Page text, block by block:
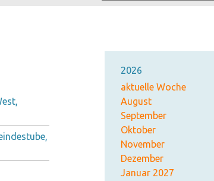
2026
aktuelle Woche
August
September
Oktober
November
Dezember
Januar 2027